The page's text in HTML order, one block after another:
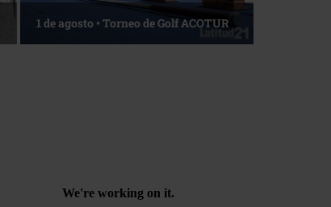
La esencia del servicio